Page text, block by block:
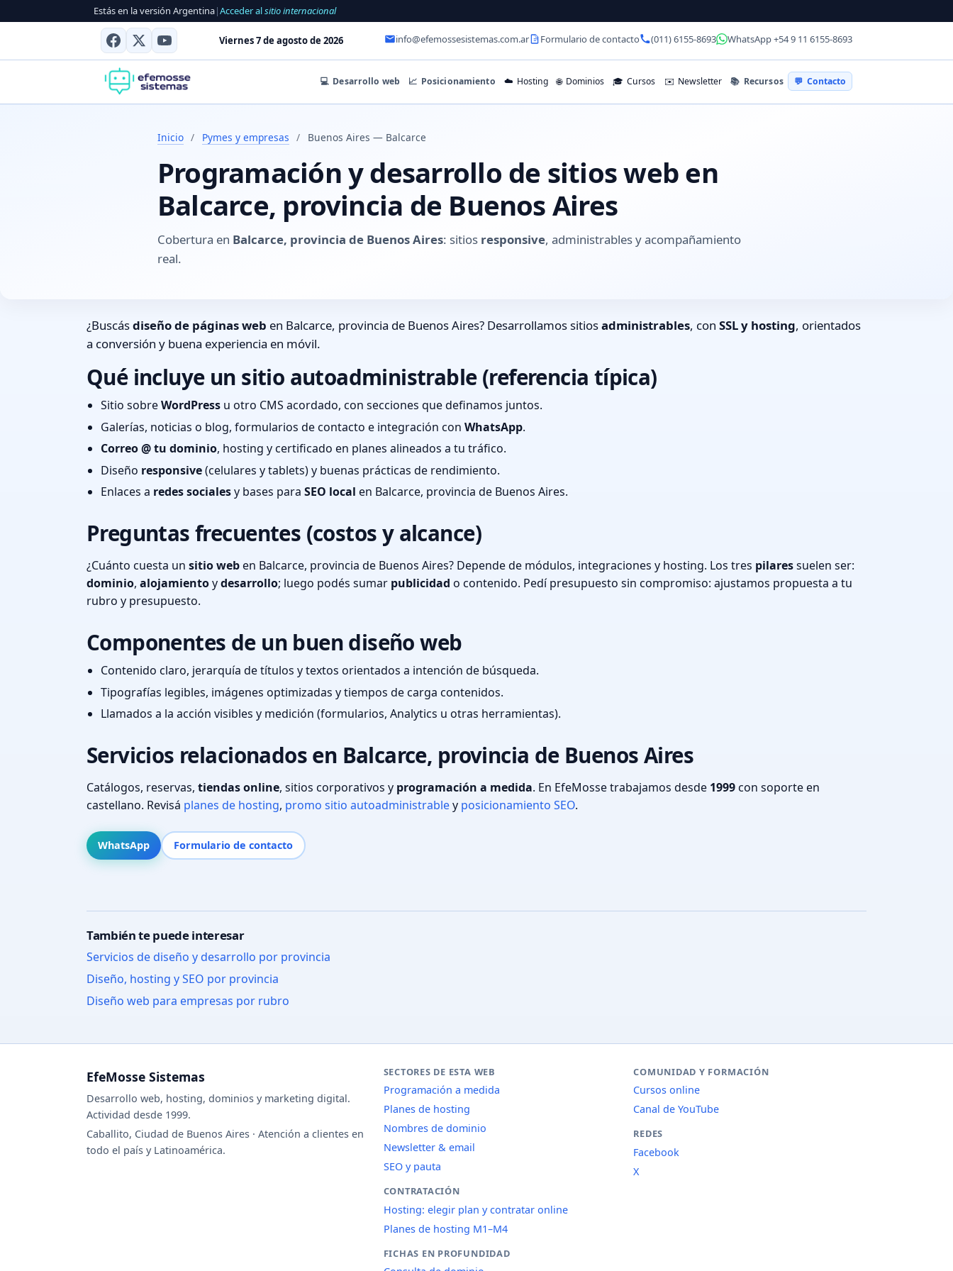
Estás en la versión Argentina|Acceder alsitio internacional
Viernes 7 de agosto de 2026 info@efemossesistemas.com.ar Formulario de contacto (011) 6155-8693 WhatsApp +54 9 11 6155-8693
💻 Desarrollo web 📈 Posicionamiento ☁️ Hosting 🌐 Dominios 🎓 Cursos ✉️ Newsletter 📚 Recursos 💬 Contacto
Inicio / Pymes y empresas / Buenos Aires — Balcarce
Programación y desarrollo de sitios web en
Balcarce, provincia de Buenos Aires
Cobertura en Balcarce, provincia de Buenos Aires: sitios responsive, administrables y acompañamiento
real.
¿Buscásdiseño de páginas web en Balcarce, provincia de Buenos Aires? Desarrollamos sitiosadministrables, con SSL y hosting, orientados
a conversión y buena experiencia en móvil.
Qué incluye un sitio autoadministrable (referencia típica)
Sitio sobreWordPress u otro CMS acordado, con secciones que definamos juntos.
Galerías, noticias o blog, formularios de contacto e integración con WhatsApp.
Correo @ tu dominio, hosting y certificado en planes alineados a tu tráfico.
Diseño responsive(celulares y tablets) y buenas prácticas de rendimiento.
Enlaces a redes socialesy bases para SEO local en Balcarce, provincia de Buenos Aires.
Preguntas frecuentes (costos y alcance)
¿Cuánto cuesta un sitio weben Balcarce, provincia de Buenos Aires? Depende de módulos, integraciones y hosting. Los tres pilaressuelen ser:
dominio, alojamientoydesarrollo; luego podés sumar publicidad o contenido. Pedí presupuesto sin compromiso: ajustamos propuesta a tu
rubro y presupuesto.
Componentes de un buen diseño web
Contenido claro, jerarquía de títulos y textos orientados a intención de búsqueda.
Tipografías legibles, imágenes optimizadas y tiempos de carga contenidos.
Llamados a la acción visibles y medición (formularios, Analytics u otras herramientas).
Servicios relacionados en Balcarce, provincia de Buenos Aires
Catálogos, reservas, tiendas online, sitios corporativos y programación a medida. En EfeMosse trabajamos desde 1999con soporte en
castellano. Revisá planes de hosting, promo sitio autoadministrabley posicionamiento SEO.
WhatsApp Formulario de contacto
También te puede interesar
Servicios de diseño y desarrollo por provincia
Diseño, hosting y SEO por provincia
Diseño web para empresas por rubro
EfeMosse Sistemas
Desarrollo web, hosting, dominios y marketing digital.
Actividad desde 1999.
Caballito, Ciudad de Buenos Aires · Atención a clientes en
todo el país y Latinoamérica.
SECTORES DE ESTA WEB
Programación a medida
Planes de hosting
Nombres de dominio
Newsletter & email
SEO y pauta
CONTRATACIÓN
Hosting: elegir plan y contratar online
Planes de hosting M1–M4
FICHAS EN PROFUNDIDAD
COMUNIDAD Y FORMACIÓN
Cursos online
Canal de YouTube
REDES
Facebook
X